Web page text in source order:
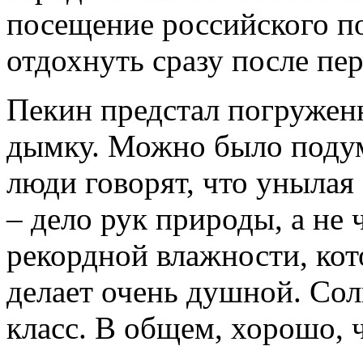
посещение российского
отдохнуть сразу после
Пекин предстал
дымку. Можно было
люди говорят, что
– дело рук природы, а не
рекордной влажности,
делает очень душной.
класс. В общем, хорошо,